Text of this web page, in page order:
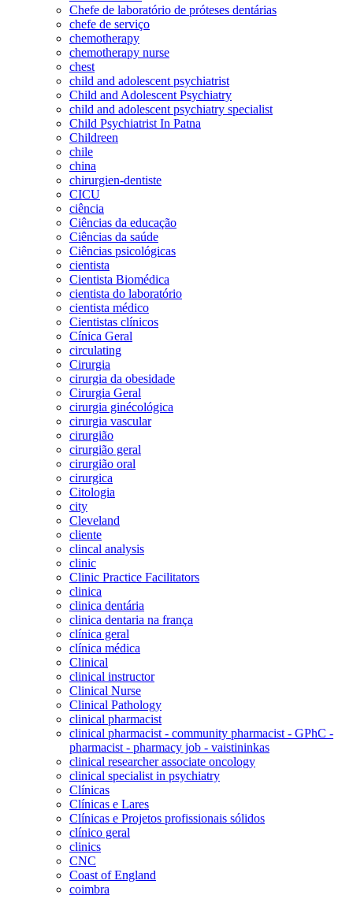
Chefe de laboratório de próteses dentárias
chefe de serviço
chemotherapy
chemotherapy nurse
chest
child and adolescent psychiatrist
Child and Adolescent Psychiatry
child and adolescent psychiatry specialist
Child Psychiatrist In Patna
Childreen
chile
china
chirurgien-dentiste
CICU
ciência
Ciências da educação
Ciências da saúde
Ciências psicológicas
cientista
Cientista Biomédica
cientista do laboratório
cientista médico
Cientistas clínicos
Cínica Geral
circulating
Cirurgia
cirurgia da obesidade
Cirurgia Geral
cirurgia ginécológica
cirurgia vascular
cirurgião
cirurgião geral
cirurgião oral
cirurgica
Citologia
city
Cleveland
cliente
clincal analysis
clinic
Clinic Practice Facilitators
clinica
clinica dentária
clinica dentaria na frança
clínica geral
clínica médica
Clinical
clinical instructor
Clinical Nurse
Clinical Pathology
clinical pharmacist
clinical pharmacist - community pharmacist - GPhC -
pharmacist - pharmacy job - vaistininkas
clinical researcher associate oncology
clinical specialist in psychiatry
Clínicas
Clínicas e Lares
Clínicas e Projetos profissionais sólidos
clínico geral
clinics
CNC
Coast of England
coimbra